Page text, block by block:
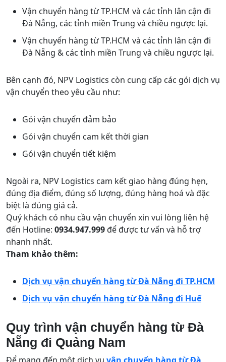
Vận chuyển hàng từ TP.HCM và các tỉnh lân cận đi
Đà Nẵng, các tỉnh miền Trung và chiều ngược lại.
Vận chuyển hàng từ TP.HCM và các tỉnh lân cận đi
Đà Nẵng & các tỉnh miền Trung và chiều ngược lại.
Bên cạnh đó, NPV Logistics còn cung cấp các gói dịch vụ
vận chuyển theo yêu cầu như:
Gói vận chuyển đảm bảo
Gói vận chuyển cam kết thời gian
Gói vận chuyển tiết kiệm
Ngoài ra, NPV Logistics cam kết giao hàng đúng hẹn,
đúng địa điểm, đúng số lượng, đúng hàng hoá và đặc
biệt là đúng giá cả.
Quý khách có nhu cầu vận chuyển xin vui lòng liên hệ
đến Hotline: 0934.947.999để được tư vấn và hỗ trợ
nhanh nhất.
Tham khảo thêm:
Dịch vụ vận chuyển hàng từ Đà Nẵng đi TP.HCM
Dịch vụ vận chuyển hàng từ Đà Nẵng đi Huế
Quy trình vận chuyển hàng từ Đà
Nẵng đi Quảng Nam